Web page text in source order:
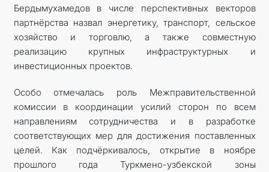
Бердымухамедов в числе перспективных векторов
партнёрства назвал энергетику, транспорт, сельское
хозяйство и торговлю, а также совместную
реализацию крупных инфраструктурных и
инвестиционных проектов.
Особо отмечалась роль Межправительственной
комиссии в координации усилий сторон по всем
направлениям сотрудничества и в разработке
соответствующих мер для достижения поставленных
целей. Как подчёркивалось, открытие в ноябре
прошлого года Туркмено-узбекской зоны